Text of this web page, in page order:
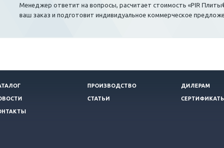
Менеджер ответит на вопросы, расчитает стоимость «PIR
ваш заказ и подготовит индивидуальное коммерческое
ПРОИЗВОДСТВО ДИЛЕРАМ
СТАТЬИ